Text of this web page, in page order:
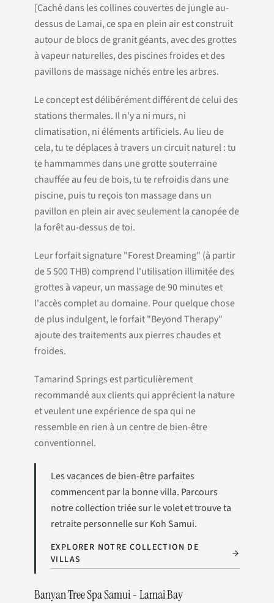
[Caché dans les collines couvertes de jungle au-
dessus de Lamai, ce spa en plein air est construit
autour de blocs de granit géants, avec des grottes
à vapeur naturelles, des piscines froides et des
pavillons de massage nichés entre les arbres.
Le concept est délibérément différent de celui des
stations thermales. Il n'y a ni murs, ni
climatisation, ni éléments artificiels. Au lieu de
cela, tu te déplaces à travers un circuit naturel : tu
te hammammes dans une grotte souterraine
chauffée au feu de bois, tu te refroidis dans une
piscine, puis tu reçois ton massage dans un
pavillon en plein air avec seulement la canopée de
la forêt au-dessus de toi.
Leur forfait signature "Forest Dreaming" (à partir
de 5 500 THB) comprend l'utilisation illimitée des
grottes à vapeur, un massage de 90 minutes et
l'accès complet au domaine. Pour quelque chose
de plus indulgent, le forfait "Beyond Therapy"
ajoute des traitements aux pierres chaudes et
froides.
Tamarind Springs est particulièrement
recommandé aux clients qui apprécient la nature
et veulent une expérience de spa qui ne
ressemble en rien à un centre de bien-être
conventionnel.
Les vacances de bien-être parfaites
commencent par la bonne villa. Parcours
notre collection triée sur le volet et trouve ta
retraite personnelle sur Koh Samui.
EXPLORER NOTRE COLLECTION DE
VILLAS
Banyan Tree Spa Samui - Lamai Bay